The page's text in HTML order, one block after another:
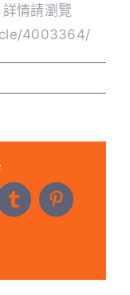
情請瀏覽
4003364/
TumblrPinterest